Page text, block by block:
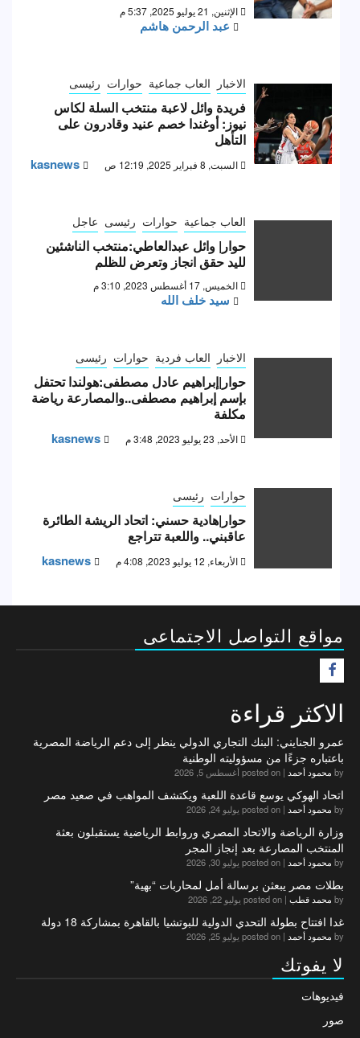
الإثنين, 21 يوليو 2025, 5:37 م
عبد الرحمن هاشم
الاخبار العاب جماعية حوارات رئيسى
فريدة وائل لاعبة منتخب السلة لكاس
نيوز: أوغندا خصم عنيد وقادرون على
التأهل
السبت, 8 فبراير 2025, 12:19 ص kasnews
العاب جماعية حوارات رئيسى عاجل
حوار| وائل عبدالعاطي:منتخب الناشئين
لليد حقق انجاز وتعرض للظلم
الخميس, 17 أغسطس 2023, 3:10 م
سيد خلف الله
الاخبار العاب فردية حوارات رئيسى
حوار|إبراهيم عادل مصطفى:هولندا تحتفل
بإسم إبراهيم مصطفى..والمصارعة رياضة
مكلفة
الأحد, 23 يوليو 2023, 3:48 م kasnews
حوارات رئيسى
حوار|هادية حسني: اتحاد الريشة الطائرة
عاقبني.. واللعبة تتراجع
الأربعاء, 12 يوليو 2023, 4:08 م kasnews
مواقع التواصل الاجتماعى
الاكثر قراءة
عمرو الجنايني: البنك التجاري الدولي ينظر إلى دعم الرياضة المصرية
باعتباره جزءًا من مسؤوليته الوطنية
by محمود أحمد | posted on أغسطس 5, 2026
اتحاد الهوكي يوسع قاعدة اللعبة ويكتشف المواهب في صعيد مصر
by محمود أحمد | posted on يوليو 24, 2026
وزارة الرياضة والاتحاد المصري وروابط الرياضية يستقبلون بعثة
المنتخب المصارعة بعد إنجاز المجر
by محمود أحمد | posted on يوليو 30, 2026
بطلات مصر يبعثن برسالة أمل لمحاربات “بهية”
by محمد قطب | posted on يوليو 22, 2026
غدا افتتاح بطولة التحدي الدولية للبوتشيا بالقاهرة بمشاركة 18 دولة
by محمود أحمد | posted on يوليو 25, 2026
لا يفوتك
فيديوهات
صور